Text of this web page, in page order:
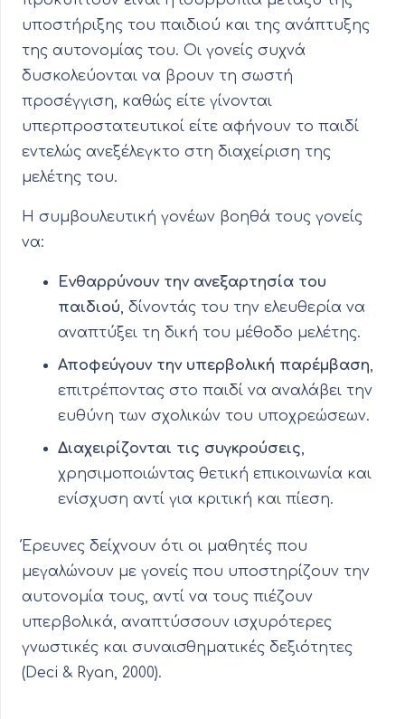
υποστήριξης του παιδιού και της ανάπτυξης
της αυτονομίας του. Οι γονείς συχνά
δυσκολεύονται να βρουν τη σωστή
προσέγγιση, καθώς είτε γίνονται
υπερπροστατευτικοί είτε αφήνουν το παιδί
εντελώς ανεξέλεγκτο στη διαχείριση της
μελέτης του.
Η συμβουλευτική γονέων βοηθά τους γονείς
να:
Ενθαρρύνουν την ανεξαρτησία του
παιδιού, δίνοντάς του την ελευθερία να
αναπτύξει τη δική του μέθοδο μελέτης.
Αποφεύγουν την υπερβολική παρέμβαση,
επιτρέποντας στο παιδί να αναλάβει την
ευθύνη των σχολικών του υποχρεώσεων.
Διαχειρίζονται τις συγκρούσεις,
χρησιμοποιώντας θετική επικοινωνία και
ενίσχυση αντί για κριτική και πίεση.
Έρευνες δείχνουν ότι οι μαθητές που
μεγαλώνουν με γονείς που υποστηρίζουν την
αυτονομία τους, αντί να τους πιέζουν
υπερβολικά, αναπτύσσουν ισχυρότερες
γνωστικές και συναισθηματικές δεξιότητες
(Deci & Ryan, 2000).